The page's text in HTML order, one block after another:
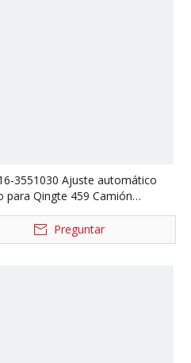
3551030 Ajuste automático
para Qingte 459 Camión
QT459S16-3551040
Preguntar